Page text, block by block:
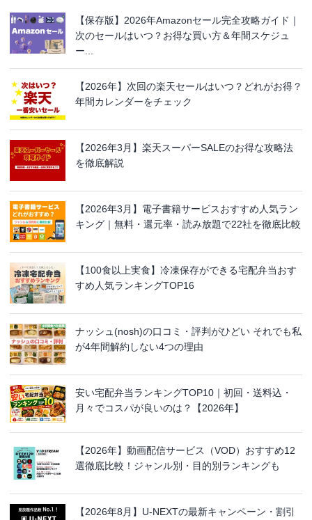
【保存版】2026年Amazonセール完全攻略ガイド｜
次のセールはいつ？お得な買い方＆年間スケジュ
ー...
【2026年】次回の楽天セールはいつ？どれがお得？
年間カレンダーをチェック
【2026年3月】楽天スーパーSALEのお得な攻略法
を徹底解説
【2026年3月】電子書籍サービスおすすめ人気ラン
キング｜無料・還元率・読み放題で22社を徹底比較
【100食以上実食】冷凍保存ができる宅配弁当おす
すめ人気ランキングTOP16
ナッシュ(nosh)の口コミ・評判がひどい それでも私
が4年間解約しない4つの理由
安い宅配弁当ランキングTOP10｜初回・送料込・
月々でコスパが良いのは？【2026年】
【2026年】動画配信サービス（VOD）おすすめ12
選徹底比較！ジャンル別・目的別ランキングも
【2026年8月】U-NEXTの最新キャンペーン・割引